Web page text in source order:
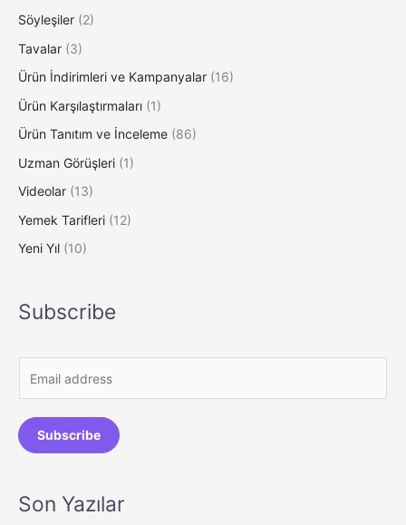
Söyleşiler (2)
Tavalar (3)
Ürün İndirimleri ve Kampanyalar (16)
Ürün Karşılaştırmaları (1)
Ürün Tanıtım ve İnceleme (86)
Uzman Görüşleri (1)
Videolar (13)
Yemek Tarifleri (12)
Yeni Yıl (10)
Subscribe
a
i
*
Subscribe
Son Yazılar